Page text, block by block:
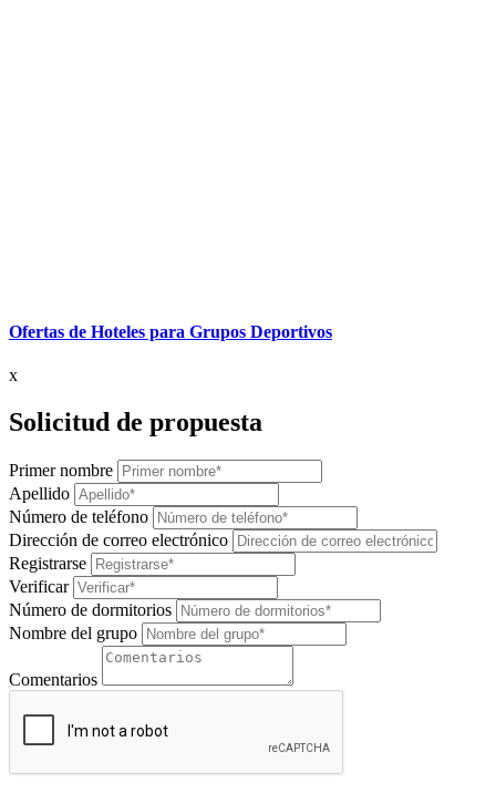
Ofertas de Hoteles para Grupos Deportivos
x
Solicitud de propuesta
Primer nombre
Apellido
Número de teléfono
Dirección de correo electrónico
Registrarse
Verificar
Número de dormitorios
Nombre del grupo
Comentarios